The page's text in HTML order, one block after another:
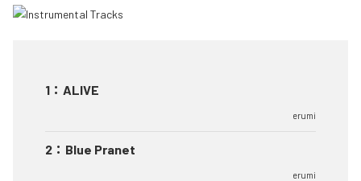
1 ： ALIVE
erumi
2 ： Blue Pranet
erumi